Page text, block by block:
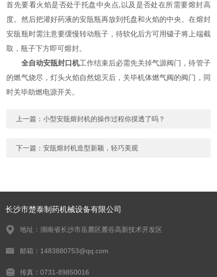
首先要看火焰是否处于托盘中央点,以及是否处在所需要熔封高
度。然后把灌好药液的安瓿瓶再放到托盘和火焰的中央。在熔封
安瓿瓶时需注意要缓慢转动瓶子，待软化后方可用镊子将上端截
取，瓶子下方即可熔封。
全自动安瓿封口机工作结束后必需先关掉气源阀门，待管子
的燃气烧尽，灯头火焰自然熄灭后，关毕机体燃气阀的阀门，同
时关毕助燃电源开关。
上一篇：小型安瓿熔封机的操作过程你摸透了吗？
下一篇：安瓿熔封机造型新颖，轻巧美观
长沙市楚泰制药机械设备有限公司
地址：湖南省长沙市岳麓区麓谷高新技术开发区
邮箱：1483880753@qq.com
传真：0731-89850016